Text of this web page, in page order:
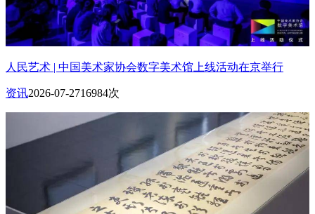
人民艺术 | 中国美术家协会数字美术馆上线活动在京举行
资讯2026-07-2716984次